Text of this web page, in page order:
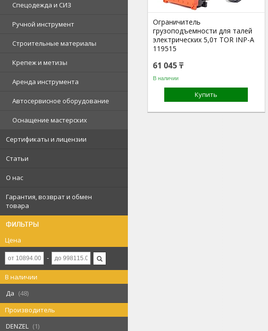
Спецодежда и СИЗ
Ручной инструмент
Строительные материалы
Крепеж и метизы
Аренда инструмента
Автосервисное оборудование
Оснащение мастерских
Сертификаты и лицензии
Статьи
О нас
Гарантия, возврат и обмен
товара
ФИЛЬТРЫ
Цена
В наличии
Да
48
Производитель
DENZEL
1
Ограничитель
грузоподъемности для талей
электрических 5,0т TOR INP-A
119515
61 045 ₸
В наличии
Купить